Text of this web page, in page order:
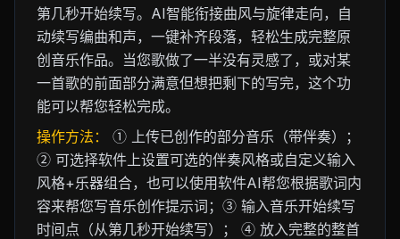
第几秒开始续写。AI智能衔接曲风与旋律走向，自
动续写编曲和声，一键补齐段落，轻松生成完整原
创音乐作品。当您歌做了一半没有灵感了，或对某
一首歌的前面部分满意但想把剩下的写完，这个功
能可以帮您轻松完成。
操作方法：
① 上传已创作的部分音乐（带伴奏）；
② 可选择软件上设置可选的伴奏风格或自定义输入
风格+乐器组合，也可以使用软件AI帮您根据歌词内
容来帮您写音乐创作提示词；③ 输入音乐开始续写
时间点（从第几秒开始续写）； ④ 放入完整的整首